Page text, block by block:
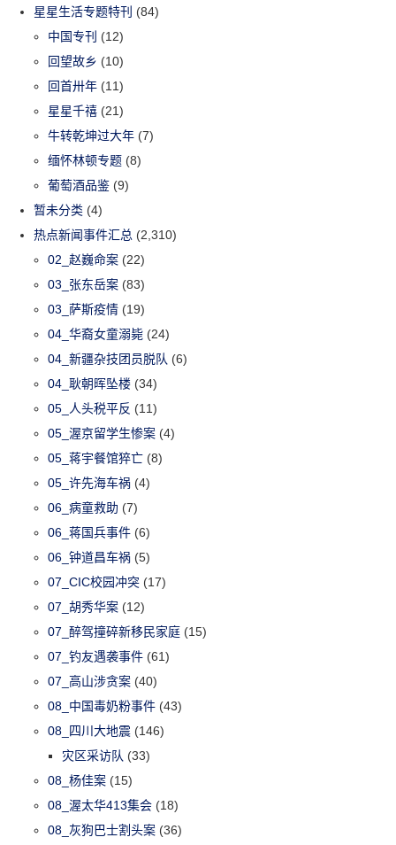
星星生活专题特刊 (84)
中国专刊 (12)
回望故乡 (10)
回首卅年 (11)
星星千禧 (21)
牛转乾坤过大年 (7)
缅怀林顿专题 (8)
葡萄酒品鉴 (9)
暂未分类 (4)
热点新闻事件汇总 (2,310)
02_赵巍命案 (22)
03_张东岳案 (83)
03_萨斯疫情 (19)
04_华裔女童溺毙 (24)
04_新疆杂技团员脱队 (6)
04_耿朝晖坠楼 (34)
05_人头税平反 (11)
05_渥京留学生惨案 (4)
05_蒋宇餐馆猝亡 (8)
05_许先海车祸 (4)
06_病童救助 (7)
06_蒋国兵事件 (6)
06_钟道昌车祸 (5)
07_CIC校园冲突 (17)
07_胡秀华案 (12)
07_醉驾撞碎新移民家庭 (15)
07_钓友遇袭事件 (61)
07_高山涉贪案 (40)
08_中国毒奶粉事件 (43)
08_四川大地震 (146)
灾区采访队 (33)
08_杨佳案 (15)
08_渥太华413集会 (18)
08_灰狗巴士割头案 (36)